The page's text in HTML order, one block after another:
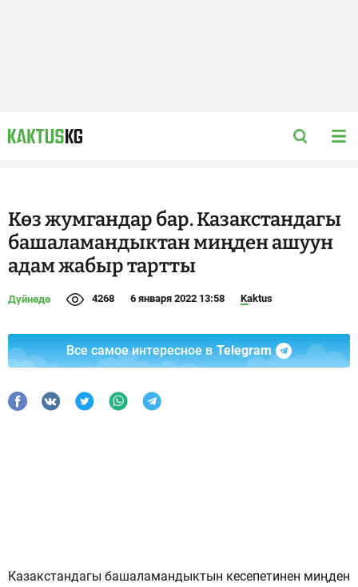
Көз жумгандар бар. Казакстандагы
башаламандыктан миңден ашуун
адам жабыр тартты
Дүйнөдө 4268 6 января 2022 13:58 Kaktus
Все самое интересное в Telegram
Казакстандагы башаламандыктын кесепетинен миңден